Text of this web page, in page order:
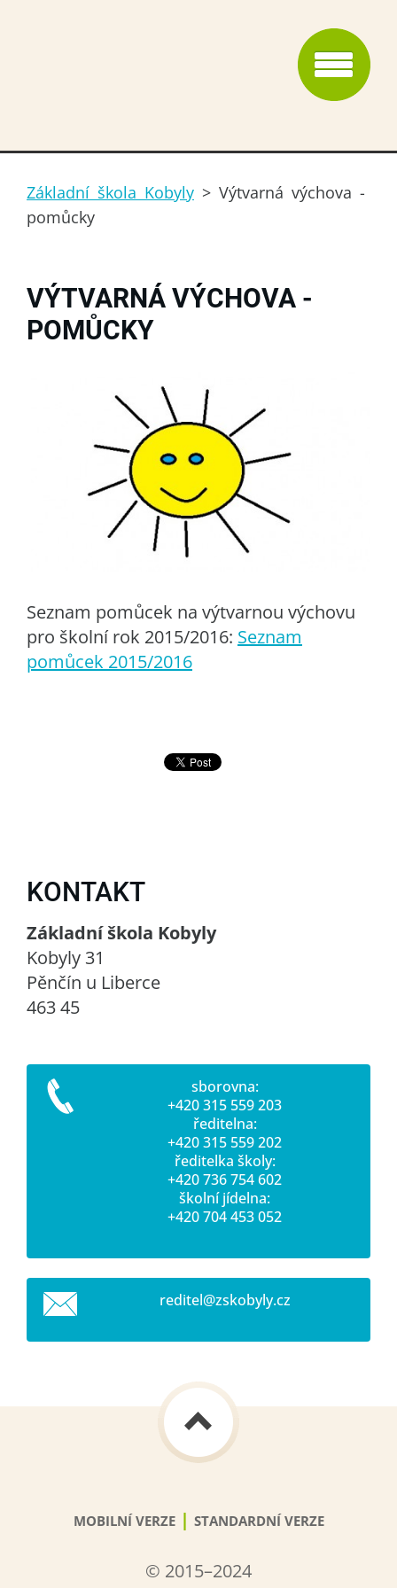
Základní škola Kobyly > Výtvarná výchova -
pomůcky
VÝTVARNÁ VÝCHOVA -
POMŮCKY
Seznam pomůcek na výtvarnou výchovu
pro školní rok 2015/2016: Seznam
pomůcek 2015/2016
KONTAKT
Základní škola Kobyly
Kobyly 31
Pěnčín u Liberce
463 45
sborovna:
+420 315 559 203
ředitelna:
+420 315 559 202
ředitelka školy:
+420 736 754 602
školní jídelna:
+420 704 453 052
reditel@zskobyly.cz
MOBILNÍ VERZE | STANDARDNÍ VERZE
© 2015–2024